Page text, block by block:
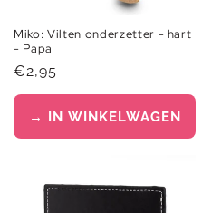
Miko: Vilten onderzetter - hart
- Papa
Normale
prijs
€2,95
→ IN WINKELWAGEN